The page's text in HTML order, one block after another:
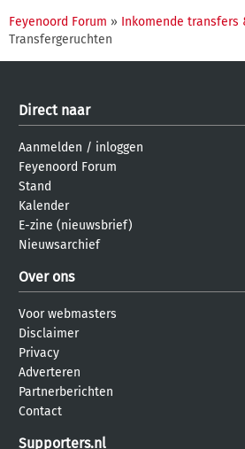
Feyenoord Forum » Inkomende transfers
Transfergeruchten
Direct naar
Aanmelden / inloggen
Feyenoord Forum
Stand
Kalender
E-zine (nieuwsbrief)
Nieuwsarchief
Over ons
Voor webmasters
Disclaimer
Privacy
Adverteren
Partnerberichten
Contact
Supporters.nl